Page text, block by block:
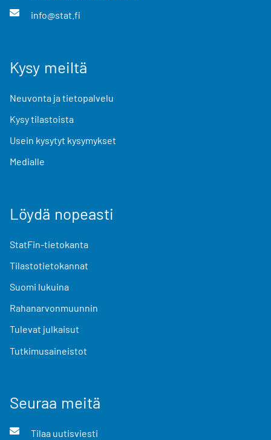
info@stat.fi
Kysy meiltä
Neuvonta ja tietopalvelu
Kysy tilastoista
Usein kysytyt kysymykset
Medialle
Löydä nopeasti
StatFin-tietokanta
Tilastotietokannat
Suomi lukuina
Rahanarvonmuunnin
Tulevat julkaisut
Tutkimusaineistot
Seuraa meitä
Tilaa uutisviesti